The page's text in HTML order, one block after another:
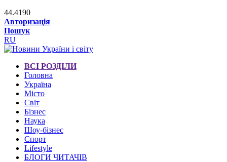
44.4190
Авторизація
Пошук
RU
ВСІ РОЗДІЛИ
Головна
Україна
Місто
Світ
Бізнес
Наука
Шоу-бізнес
Спорт
Lifestyle
БЛОГИ ЧИТАЧІВ